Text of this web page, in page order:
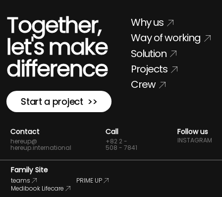
Together,
let's make
difference
Start a project >>
Why us
Way of working
Solution
Projects
Crew
Contact
hereup@
hereup.international
Call
+82 2 -
508 - 7841
Follow us
INSTAGRAM
Family Site
teams
Medibook Lifecare
PRIME UP